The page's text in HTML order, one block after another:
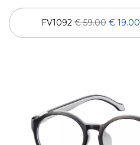
FV1092 € 59.00 € 19.00